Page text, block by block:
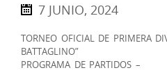
7 JUNIO, 2024
TORNEO OFICIAL DE PRIMERA
BATTAGLINO”
PROGRAMA DE PARTIDOS –